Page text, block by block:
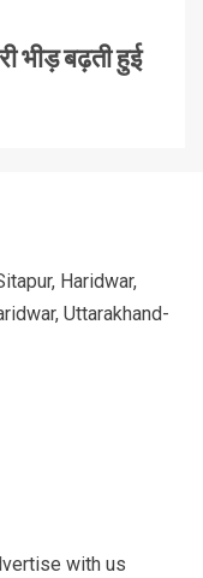
भीड़ बढ़ती हुई
Haridwar,
Uttarakhand-
with us